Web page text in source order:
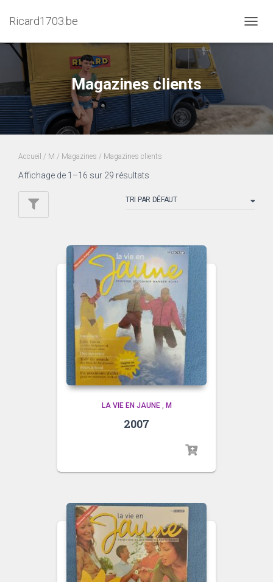
Ricard1703.be
LA
Magazines clients
Accueil / M / Magazines / Magazines clients
Affichage de 1–16 sur 29 résultats
LA VIE EN JAUNE, M
2007